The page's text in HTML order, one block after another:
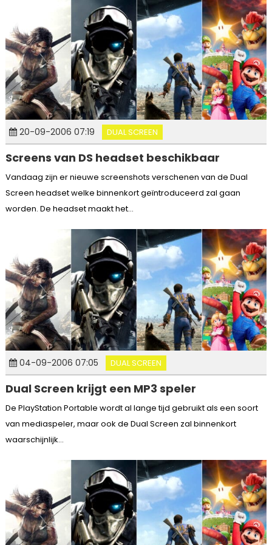
20-09-2006 07:19 DUAL SCREEN
Screens van DS headset beschikbaar
Vandaag zijn er nieuwe screenshots verschenen van de Dual
Screen headset welke binnenkort geïntroduceerd zal gaan
worden. De headset maakt het...
04-09-2006 07:05 DUAL SCREEN
Dual Screen krijgt een MP3 speler
De PlayStation Portable wordt al lange tijd gebruikt als een soort
van mediaspeler, maar ook de Dual Screen zal binnenkort
waarschijnlijk...